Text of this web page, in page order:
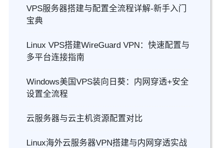
VPS服务器搭建与配置全流程详解-新手入门
宝典
Linux VPS搭建WireGuard VPN：快速配置与
多平台连接指南
Windows美国VPS装向日葵：内网穿透+安全
设置全流程
云服务器与云主机资源配置对比
Linux海外云服务器VPN搭建与内网穿透实战